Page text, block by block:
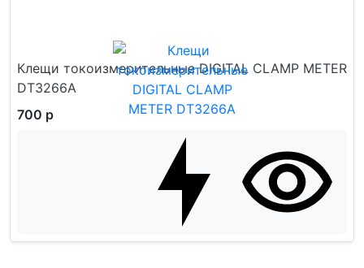
Клещи токоизмерительные DIGITAL CLAMP METER
DT3266A
700 р